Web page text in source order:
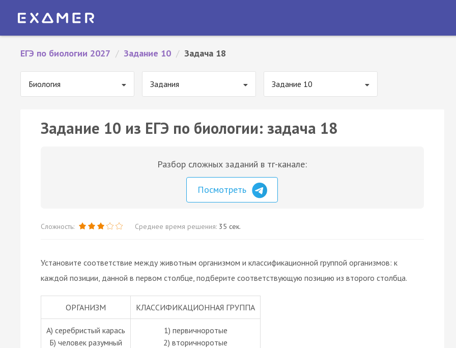
ЕГЭ по биологии 2027 / Задание 10 / Задача 18
Биология Задания Задание 10
Задание 10 из ЕГЭ по биологии: задача 18
Разбор сложных заданий в тг-канале:
Посмотреть
Сложность: Среднее время решения: 35 сек.
Установите соответствие между животным организмом и классификационной группой организмов: к
каждой позиции, данной в первом столбце, подберите соответствующую позицию из второго столбца.
ОРГАНИЗМ КЛАССИФИКАЦИОННАЯ ГРУППА
A) серебристый карась
Б) человек разумный
1) первичноротые
2) вторичноротые